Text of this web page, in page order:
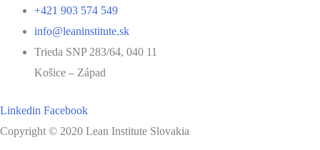
+421 903 574 549
info@leaninstitute.sk
Trieda SNP 283/64, 040 11
Košice – Západ
Linkedin Facebook
Copyright © 2020 Lean Institute Slovakia